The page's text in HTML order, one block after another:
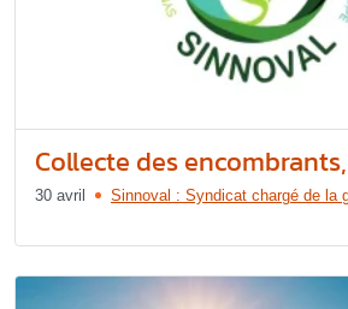
Collecte des
30 avril Sinnoval : Syndicat chargé de la